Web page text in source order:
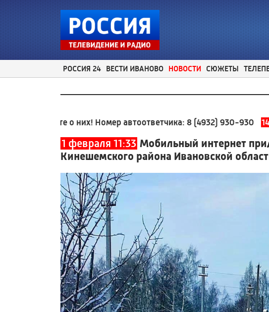
РОССИЯ 24 ВЕСТИ ИВАНОВО НОВОСТИ СЮЖЕТЫ
о них! Номер автоответчика:8 (4932) 930-930 14:03
1 февраля 11:33 Мобильный интернет
Кинешемского района Ивановской